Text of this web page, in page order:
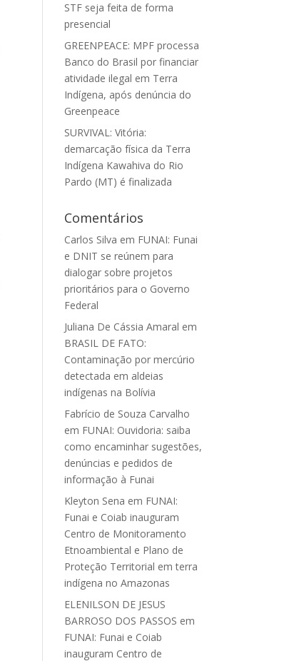
STF seja feita de forma
presencial
GREENPEACE: MPF processa
Banco do Brasil por financiar
atividade ilegal em Terra
Indígena, após denúncia do
Greenpeace
SURVIVAL: Vitória:
demarcação física da Terra
Indígena Kawahiva do Rio
Pardo (MT) é finalizada
Comentários
Carlos Silva em FUNAI: Funai
e DNIT se reúnem para
dialogar sobre projetos
prioritários para o Governo
Federal
Juliana De Cássia Amaral em
BRASIL DE FATO:
Contaminação por mercúrio
detectada em aldeias
indígenas na Bolívia
Fabrício de Souza Carvalho
em FUNAI: Ouvidoria: saiba
como encaminhar sugestões,
denúncias e pedidos de
informação à Funai
Kleyton Sena em FUNAI:
Funai e Coiab inauguram
Centro de Monitoramento
Etnoambiental e Plano de
Proteção Territorial em terra
indígena no Amazonas
ELENILSON DE JESUS
BARROSO DOS PASSOS em
FUNAI: Funai e Coiab
inauguram Centro de